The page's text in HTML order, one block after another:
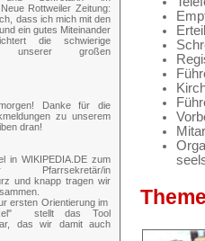
Rottweiler Zeitung:
dass ich mich mit den
ein gutes Miteinander
die schwierige
unserer großen
Danke für die
zu unserem
dran!
in WIKIPEDIA.DE zum
in
und knapp tragen wir
ersten Orientierung im
stellt das Tool
das wir damit auch